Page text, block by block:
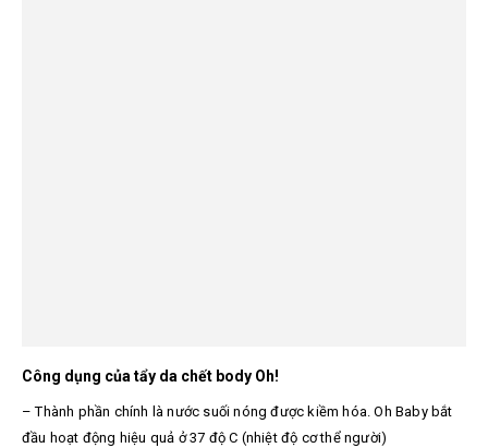
Công dụng của tẩy da chết body Oh!
– Thành phần chính là nước suối nóng được kiềm hóa. Oh Baby bắt
đầu hoạt động hiệu quả ở 37 độ C (nhiệt độ cơ thể người)